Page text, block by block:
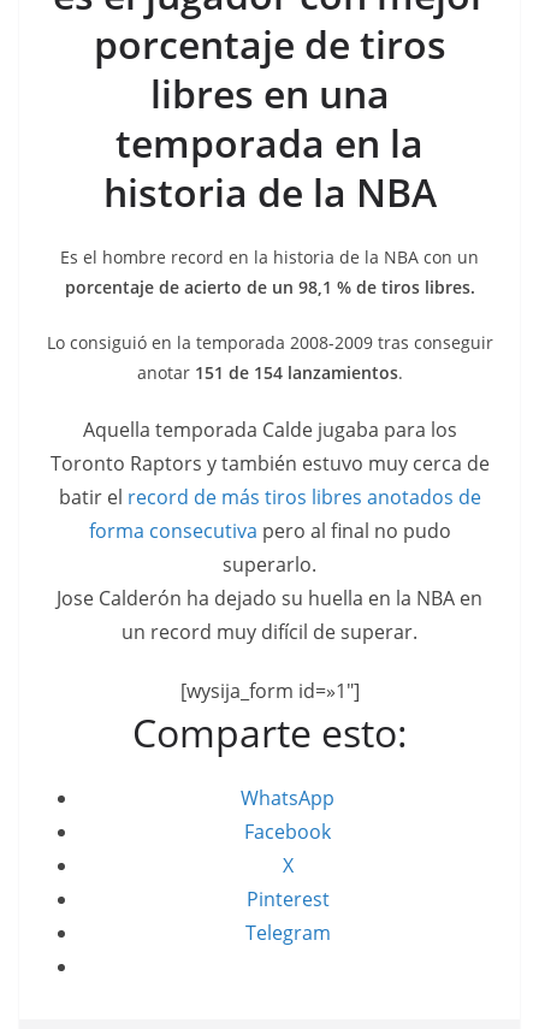
porcentaje de tiros
libres en una
temporada en la
historia de la NBA
Es el hombre record en la historia de la NBA con un
porcentaje de acierto de un 98,1 % de tiros libres.
Lo consiguió en la temporada 2008-2009 tras conseguir
anotar 151 de 154 lanzamientos.
Aquella temporada Calde jugaba para los
Toronto Raptors y también estuvo muy cerca de
batir el record de más tiros libres anotados de
forma consecutiva pero al final no pudo
superarlo.
Jose Calderón ha dejado su huella en la NBA en
un record muy difícil de superar.
[wysija_form id=»1″]
Comparte esto:
WhatsApp
Facebook
X
Pinterest
Telegram